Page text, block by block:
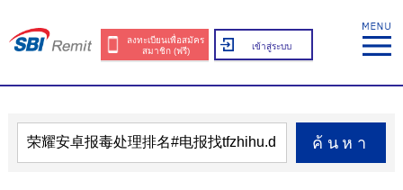
ลงทะเบียนเพื่อสมัคร
สมาชิก (ฟรี)
เข้าสู่ระบบ
ค้นหา